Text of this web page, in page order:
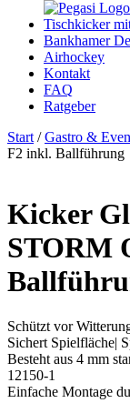
Tischkicker
Bankhamer
Airhockey
Kontakt
FAQ
Ratgeber
Start /Gastro &
F2 inkl. Ballführung
Kicker
STORM
Schützt vor
Sichert Spielfläche|
Besteht aus 4 mm
12150-1
Einfache Montage